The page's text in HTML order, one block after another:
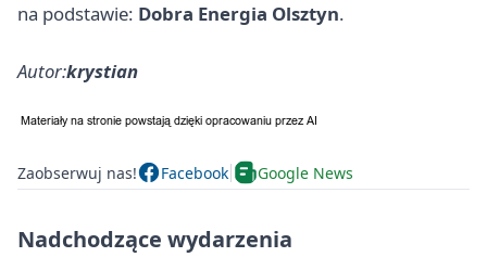
na podstawie: Dobra Energia Olsztyn.
Autor:krystian
Zaobserwuj nas! Facebook Google News
Nadchodzące wydarzenia